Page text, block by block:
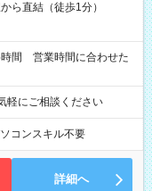
ら直結（徒歩1分）
軽にご相談ください
コンスキル不要
詳細へ